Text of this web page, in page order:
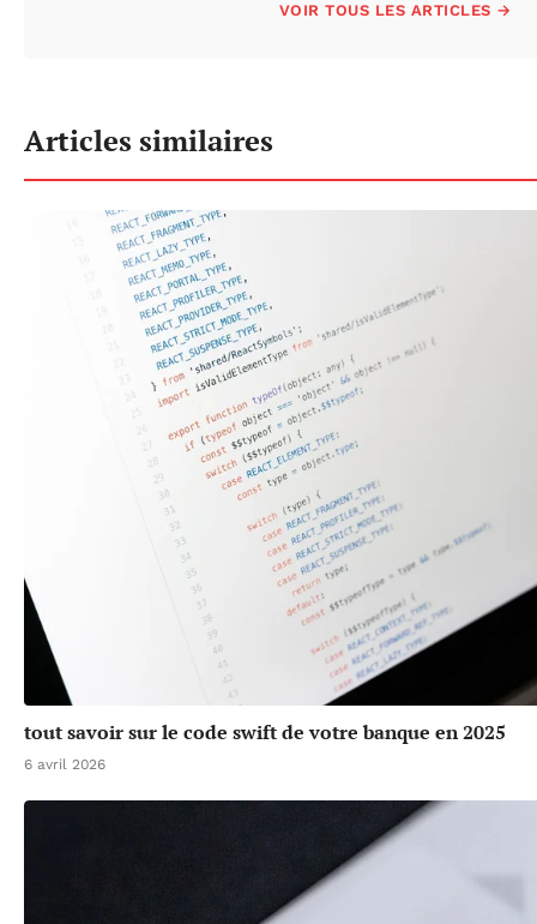
VOIR TOUS LES ARTICLES →
Articles similaires
tout savoir sur le code swift de votre banque en 2025
6 avril 2026